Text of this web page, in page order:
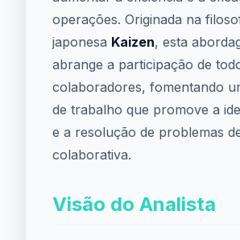
operações. Originada na
japonesa Kaizen, esta
abrange a participação de
colaboradores, fomentando
de trabalho que promove a
e a resolução de problemas
colaborativa.
Visão do Analista